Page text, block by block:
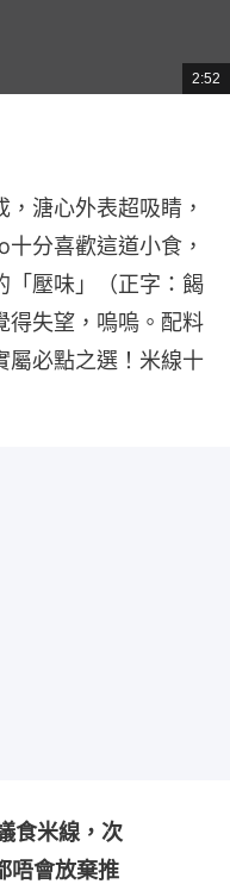
總
共
2:52
溏心外表超吸睛，
分喜歡這道小食，
「壓味」（正字：餲
得失望，嗚嗚。配料
屬必點之選！米線十
食米線，次
唔會放棄推